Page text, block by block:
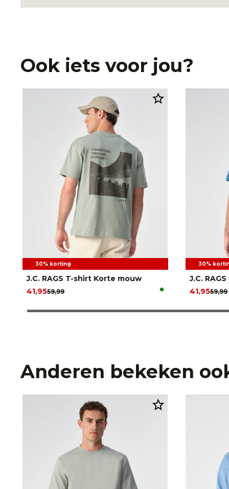
Ook iets voor jou?
30% korting
J.C. RAGS T-shirt Korte mouw
59,99
41,95
30%
J.C.
59,99
41,95
Anderen bekeken